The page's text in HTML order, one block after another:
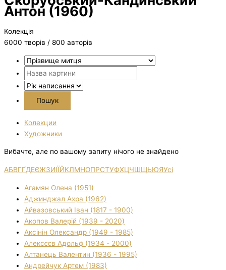
Антон (1960)
Колекція
6000 творiв / 800 авторів
Колекции
Художники
Вибачте, але по вашому запиту нічого не знайдено
АБВГҐДЕЄЖЗИІЇЙКЛМНОПРСТУФХЦЧШЩЬЮЯУсі
Агамян Олена (1951)
Аджинджал Ахра (1962)
Айвазовський Іван (1817 - 1900)
Акопов Валерій (1939 - 2020)
Аксінін Олександр (1949 - 1985)
Алексєєв Адольф (1934 - 2000)
Алтанець Валентин (1936 - 1995)
Андрейчук Артем (1983)